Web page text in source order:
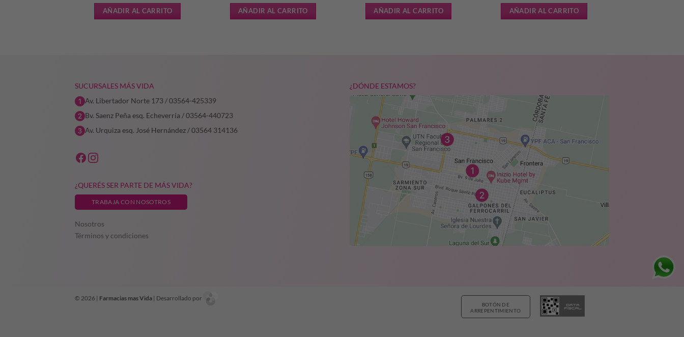
precio
original
precio
actual
AÑADIR AL CARRITO
precio
original
precio
actual
AÑADIR AL CARRITO
precio
original
precio
actual
AÑADIR AL CARRITO
precio
original
precio
actual
AÑADIR AL CARRITO
SUCURSALES MÁS VIDA
Av. Libertador Norte 173 / 03564-425339
Bv. Saenz Peña esq. Echeverría / 03564-440723
Av. Urquiza esq. José Hernández / 03564 314136
¿QUERÉS SER PARTE DE MÁS VIDA?
TRABAJA CON NOSOTROS
Nosotros
Términos y condiciones
¿DÓNDE ESTAMOS?
BOTÓN DE
ARREPENTIMIENTO
© 2026 | Farmacias mas Vida | Desarrollado por